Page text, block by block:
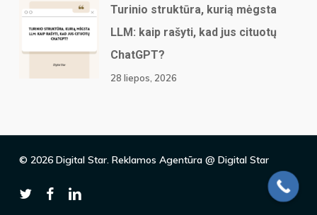
Turinio struktūra, kurią mėgsta
LLM: kaip rašyti, kad jus cituotų
ChatGPT?
28 liepos, 2026
© 2026 Digital Star. Reklamos Agentūra @ Digital Star
twitterfacebooklinkedin